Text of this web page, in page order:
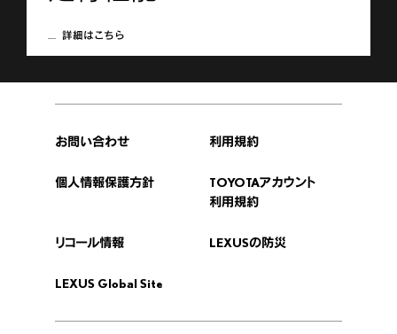
詳細はこちら
お問い合わせ 利用規約
個人情報保護方針
TOYOTAアカウント
利用規約
リコール情報 LEXUSの防災
LEXUS Global Site